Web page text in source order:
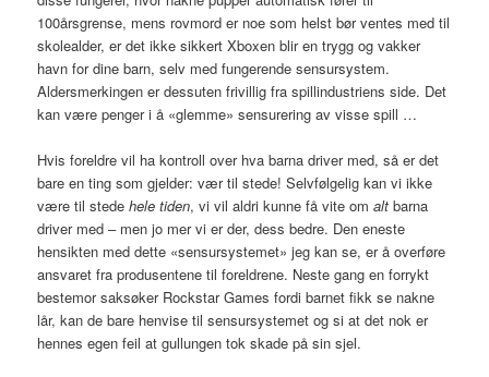
100årsgrense, mens rovmord er noe som helst bør ventes med til
skolealder, er det ikke sikkert Xboxen blir en trygg og vakker
havn for dine barn, selv med fungerende sensursystem.
Aldersmerkingen er dessuten frivillig fra spillindustriens side. Det
kan være penger i å «glemme» sensurering av visse spill …
Hvis foreldre vil ha kontroll over hva barna driver med, så er det
bare en ting som gjelder: vær til stede! Selvfølgelig kan vi ikke
være til stedehele tiden, vi vil aldri kunne få vite omalt barna
driver med – men jo mer vi er der, dess bedre. Den eneste
hensikten med dette «sensursystemet» jeg kan se, er å overføre
ansvaret fra produsentene til foreldrene. Neste gang en forrykt
bestemor saksøker Rockstar Games fordi barnet fikk se nakne
lår, kan de bare henvise til sensursystemet og si at det nok er
hennes egen feil at gullungen tok skade på sin sjel.